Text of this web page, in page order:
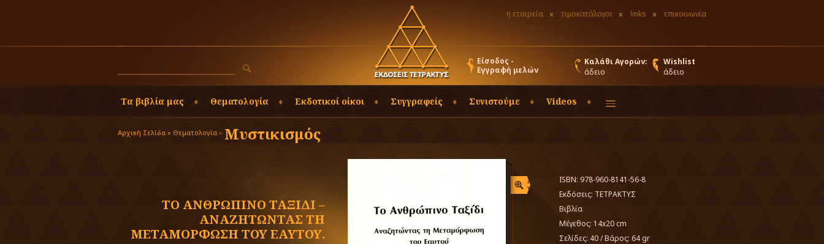
η εταιρεία τιμοκατάλογοι links επικοινωνία
Είσοδος -
Εγγραφή μελών
Καλάθι Αγορών:
άδειο
Wishlist
άδειο
Τα βιβλία μας Θεματολογία Εκδοτικοί οίκοι Συγγραφείς Συνιστούμε Videos
Αρχική Σελίδα » Θεματολογία » Μυστικισμός
ΤΟ ΑΝΘΡΩΠΙΝΟ ΤΑΞΙΔΙ –
ΑΝΑΖΗΤΩΝΤΑΣ ΤΗ
ΜΕΤΑΜΟΡΦΩΣΗ ΤΟΥ ΕΑΥΤΟΥ.
ISBN: 978-960-8141-56-8
Εκδόσεις: ΤΕΤΡΑΚΤΥΣ
Βιβλία
Μέγεθος: 14x20 cm
Σελίδες: 40/Βάρος: 64 gr